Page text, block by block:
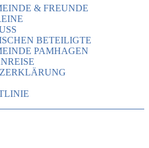
& FREUNDE
BETEILIGTE
PAMHAGEN